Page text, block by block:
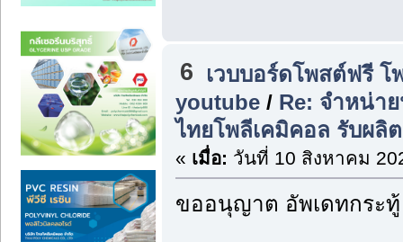
6
เวบบอร์ดโพสต์ฟรี โ
youtube/ Re: จำหน่า
ไทยโพลีเคมิคอล รับผลิ
« เมื่อ: วันที่ 10 สิงหาคม
ขออนุญาต อัพเดทกระทู้